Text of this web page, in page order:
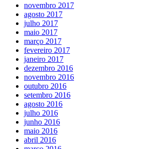
novembro 2017
agosto 2017
julho 2017
maio 2017
março 2017
fevereiro 2017
janeiro 2017
dezembro 2016
novembro 2016
outubro 2016
setembro 2016
agosto 2016
julho 2016
junho 2016
maio 2016
abril 2016